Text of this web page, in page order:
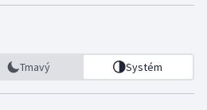
Tmavý Systém